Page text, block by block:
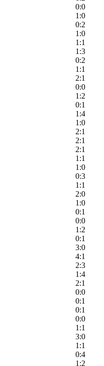
0:0
1:0
0:2
1:0
1:1
1:3
0:2
1:1
2:1
0:0
1:2
0:1
1:4
1:0
2:1
2:1
2:1
1:1
1:0
0:3
1:1
2:0
1:0
0:1
0:0
1:2
0:1
3:0
4:1
2:3
1:4
2:1
0:0
0:1
0:1
0:0
1:1
3:0
1:1
0:4
1:2